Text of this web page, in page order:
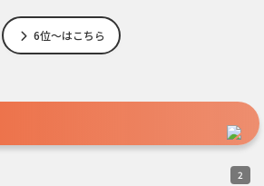
6位～はこちら
2